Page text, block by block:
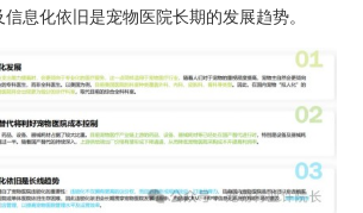
息化依旧是宠物医院长期的发展趋势。